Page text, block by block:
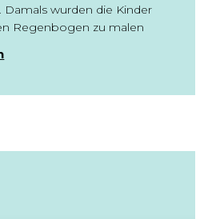
Damals wurden die Kinder
Regenbogen zu malen